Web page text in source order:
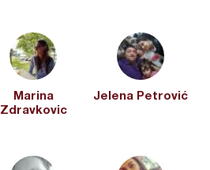
Marina
Zdravkovic
Jelena Petrović